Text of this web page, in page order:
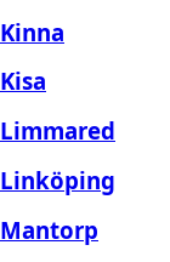
Kinna
Kisa
Limmared
Linköping
Mantorp